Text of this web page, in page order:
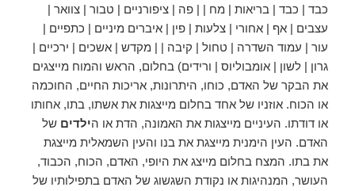
כבד | כבד | בריאות | מח | | פה | ציפורניים | טבור | צוואר |
עצבים | אף | אחורי | צלעות | פין | איברים מיניים | כתפיים |
עור | עמוד השדרה | טחול | קיבה | | מקדש | אשכים | ירכיים |
גרון | לשון | אומבוליוס | ורידים) בחלום, הראש והמוח מייצגים
את הבקר של האדם, כוחו, היתרונות, אריכות החיים, החוכמה
או הכוח. אוזניו של אחד בחלום מייצגות את אשתו, בתו, אחותו
או דודתו. העיניים מייצגות את האמונה, הדת או הילדים של
האדם. העין הימנית מייצגת את בנו והעין השמאלית מייצגת
את בתו. המצח בחלום מייצג את היופי, האדם, הכוח, הכבוד,
העושר, המנהיגות או נקודת השגשוג של האדם בתפילותיו של